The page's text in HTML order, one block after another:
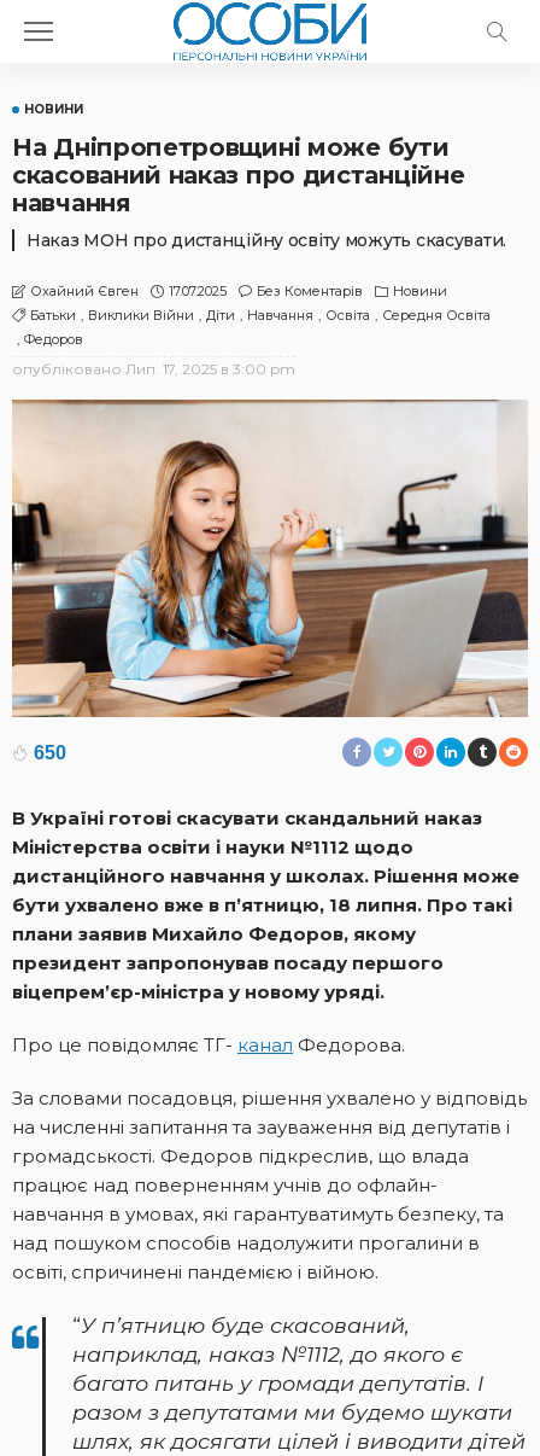
НОВИНИ
На Дніпропетровщині може бути
скасований наказ про дистанційне
навчання
Наказ МОН про дистанційну освіту можуть скасувати.
Охайний Євген 17.07.2025 Без Коментарів
Новини
Батьки
Виклики Війни Діти Навчання Освіта
Середня Освіта
Федоров
опубліковано Лип. 17, 2025 в 3:00 pm
650
В Україні готові скасувати скандальний наказ
Міністерства освіти і науки №1112 щодо
дистанційного навчання у школах. Рішення може
бути ухвалено вже в пʼятницю, 18 липня. Про такі
плани заявив Михайло Федоров, якому
президент запропонував посаду першого
віцепрем’єр-міністра у новому уряді.
Про це повідомляє ТГ- канал Федорова.
За словами посадовця, рішення ухвалено у відповідь
на численні запитання та зауваження від депутатів і
громадськості. Федоров підкреслив, що влада
працює над поверненням учнів до офлайн-
навчання в умовах, які гарантуватимуть безпеку, та
над пошуком способів надолужити прогалини в
освіті, спричинені пандемією і війною.
“У п’ятницю буде скасований,
наприклад, наказ №1112, до якого є
багато питань у громади депутатів. І
разом з депутатами ми будемо шукати
шлях, як досягати цілей і виводити дітей